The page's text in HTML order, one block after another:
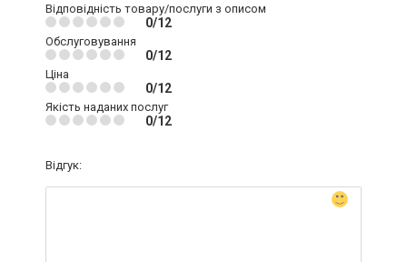
Відповідність товару/послуги з описом
0/12
Обслуговування
0/12
Ціна
0/12
Якість наданих послуг
0/12
Відгук: